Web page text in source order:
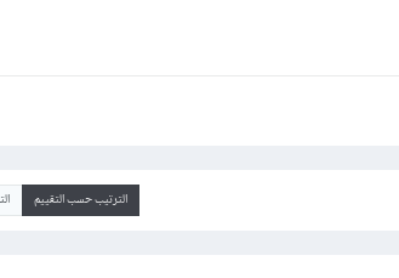
الترتيب حسب التقييم